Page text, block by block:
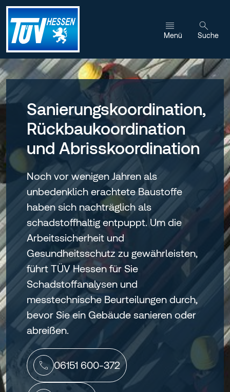
Zum Inhalt wechseln
Menü Suche
Sanierungskoordination,
Rückbaukoordination
und Abrisskoordination
Noch vor wenigen Jahren als
unbedenklich erachtete Baustoffe
haben sich nachträglich als
schadstoffhaltig entpuppt. Um die
Arbeitssicherheit und
Gesundheitsschutz zu gewährleisten,
führt TÜV Hessen für Sie
Schadstoffanalysen und
messtechnische Beurteilungen durch,
bevor Sie ein Gebäude sanieren oder
abreißen.
06151 600-372